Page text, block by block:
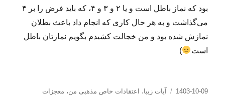
بود که نماز باطل است و یا ۲ و ۳ و ۴، که باید فرض را بر ۴
می‌گذاشت و به هر حال کاری که انجام داد باعث بطلان
نمازش شده بود و من خجالت کشیدم بگویم نمازتان باطل
است
)
ارسال
1403-10-09 دسته‌ها
آیات زیبا، اعتقادات خاص مذهبی من، معجزات